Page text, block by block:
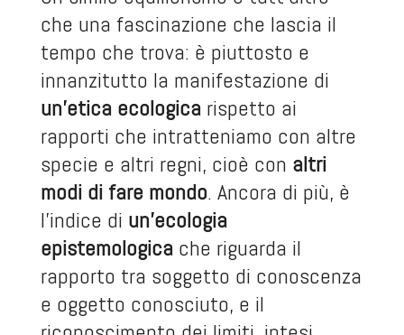
che una fascinazione che lascia il
tempo che trova: è piuttosto e
innanzitutto la manifestazione di
un’etica ecologicarispetto ai
rapporti che intratteniamo con altre
specie e altri regni, cioè con altri
modi di fare mondo. Ancora di più, è
l’indice di un’ecologia
epistemologicache riguarda il
rapporto tra soggetto di conoscenza
e oggetto conosciuto, e il